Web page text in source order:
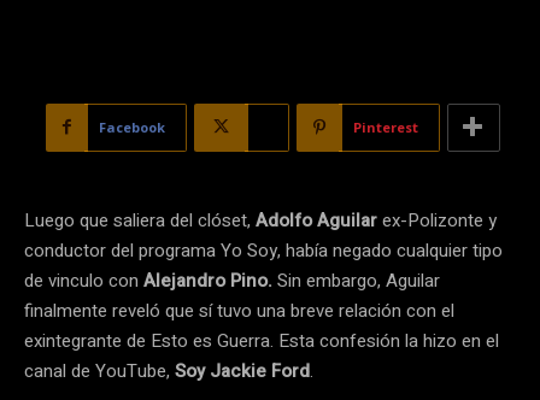
Facebook Pinterest
Luego que saliera del clóset, Adolfo Aguilarex-Polizonte y
conductor del programa Yo Soy, había negado cualquier tipo
de vinculo con Alejandro Pino. Sin embargo, Aguilar
finalmente reveló que sí tuvo una breve relación con el
exintegrante de Esto es Guerra. Esta confesión la hizo en el
canal de YouTube, Soy Jackie Ford.